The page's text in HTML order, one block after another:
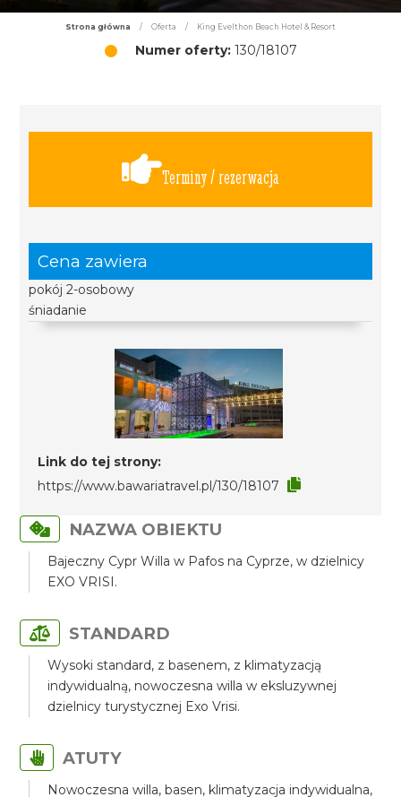
Strona główna / Oferta / King Evelthon Beach Hotel & Resort
Numer oferty:130/18107
Terminy / rezerwacja
Cena zawiera
pokój 2-osobowy
śniadanie
Link do tej strony:
https://www.bawariatravel.pl/130/18107
NAZWA OBIEKTU
Bajeczny Cypr Willa w Pafos na Cyprze, w dzielnicy
EXO VRISI.
STANDARD
Wysoki standard, z basenem, z klimatyzacją
indywidualną, nowoczesna willa w eksluzywnej
dzielnicy turystycznej Exo Vrisi.
ATUTY
Nowoczesna willa, basen, klimatyzacja indywidualna,